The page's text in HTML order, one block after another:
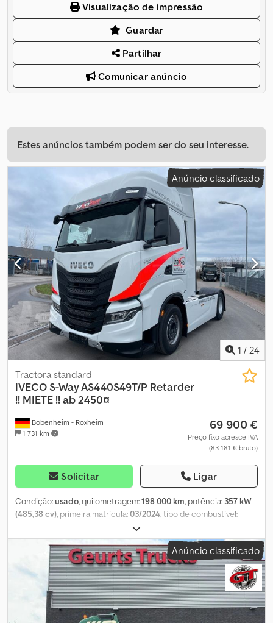
Visualização de impressão
Guardar
Partilhar
Comunicar anúncio
Estes anúncios também podem ser do seu interesse.
Anúncio classificado
1 / 24
Bobenheim - Roxheim
1 731 km
Tractora standard
IVECO S-Way AS440S49T/P Retarder
!! MIETE !! ab 2450¤
69 900 €
Preço fixo acresce IVA
(83 181 € bruto)
Solicitar Ligar
Condição:usado, quilometragem:198 000 km, potência: 357 kW
(485,38 cv) , primeira matrícula:03/2024 , tipo de combustível:
, configuração de eixo:
travões:retardador, cor:branco, tipo de engrenagem:
automático, classe de emissão:Euro 6, Equipamento:ABS,
aquecedor estacionário, ar condicionado, sistema de
navegação, Iveco S-Way AS440S49T/P *!!! ALUGUEL !!! * Veículo
alemão * Suspensão metálica/pneumática * Distância entre eixos:
3.800 mm * EURO 6E * Câmbio automático * Retarder * Sistema
de tanques duplos: 640 l + 480 l * Volante em couro * Faróis Full
Anúncio classificado